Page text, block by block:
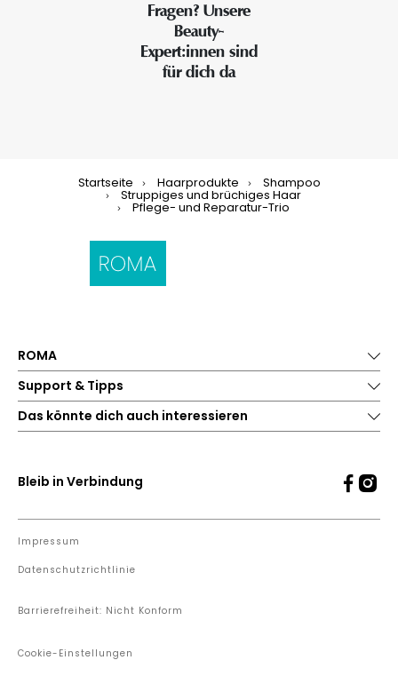
Fragen? Unsere
Beauty-
Expert:innen sind
für dich da
Startseite Haarprodukte Shampoo
Struppiges und brüchiges Haar
Pflege- und Reparatur-Trio
ROMA
Support & Tipps
Das könnte dich auch interessieren
Bleib in Verbindung
Impressum
Datenschutzrichtlinie
Barrierefreiheit: Nicht Konform
Cookie-Einstellungen